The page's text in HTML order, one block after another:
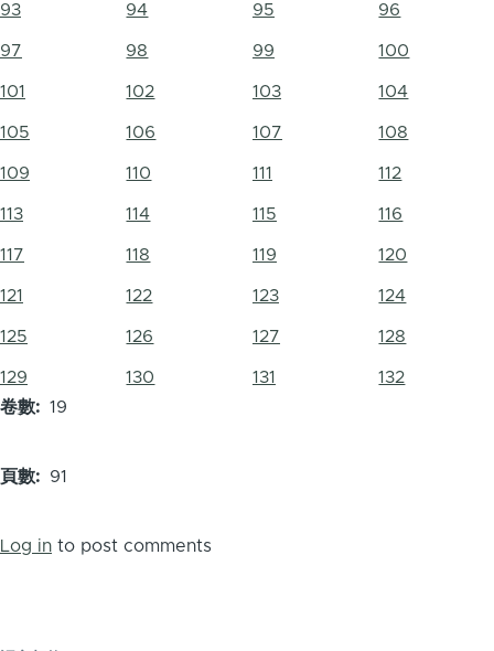
93 94 95 96
97 98 99 100
101 102 103 104
105 106 107 108
109 110 111 112
113 114 115 116
117 118 119 120
121 122 123 124
125 126 127 128
129 130 131
132
卷數
19
頁數 91
Log in to post comments